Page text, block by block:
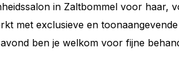
in Zaltbommel voor haar,
met exclusieve en
ben je welkom voor fijne